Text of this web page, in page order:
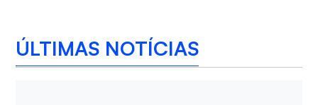
ÚLTIMAS NOTÍCIAS